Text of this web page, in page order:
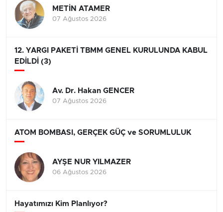
METİN ATAMER
07 Ağustos 2026
12. YARGI PAKETİ TBMM GENEL KURULUNDA KABUL
EDİLDİ (3)
Av. Dr. Hakan GENCER
07 Ağustos 2026
ATOM BOMBASI, GERÇEK GÜÇ ve SORUMLULUK
AYŞE NUR YILMAZER
06 Ağustos 2026
Hayatımızı Kim Planlıyor?